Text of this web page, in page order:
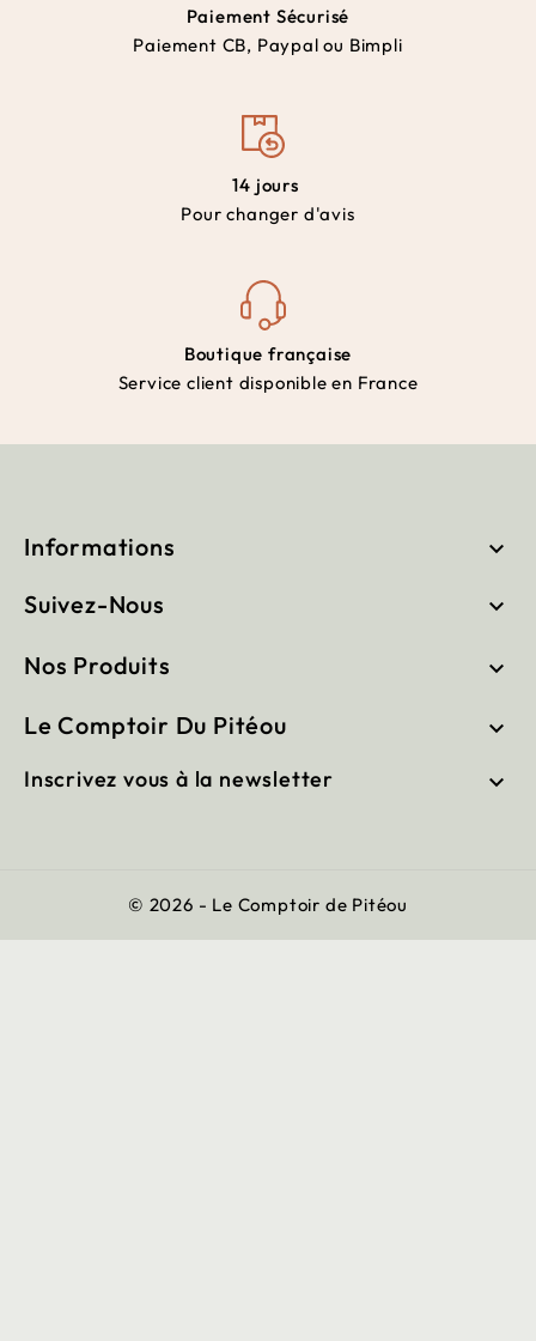
Paiement Sécurisé
Paiement CB, Paypal ou Bimpli
14 jours
Pour changer d'avis
Boutique française
Service client disponible en France
Informations 
Suivez-Nous 
Nos Produits 
Le Comptoir Du Pitéou 
Inscrivez vous à la newsletter 
© 2026 - Le Comptoir de Pitéou